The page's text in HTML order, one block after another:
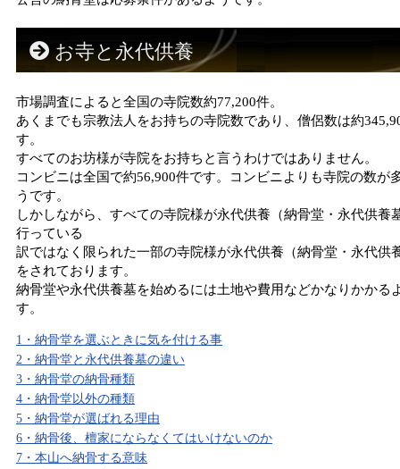
お寺と永代供養
市場調査によると全国の寺院数約77,200件。
あくまでも宗教法人をお持ちの寺院数であり、僧侶数は約
す。
すべてのお坊様が寺院をお持ちと言うわけではありません。
コンビニは全国で約56,900件です。コンビニよりも寺院の数が
うです。
しかしながら、すべての寺院様が永代供養（納骨堂・永代供養
行っている
訳ではなく限られた一部の寺院様が永代供養（納骨堂・永代供
をされております。
納骨堂や永代供養墓を始めるには土地や費用などかなりかかる
す。
1・納骨堂を選ぶときに気を付ける事
2・納骨堂と永代供養墓の違い
3・納骨堂の納骨種類
4・納骨堂以外の種類
5・納骨堂が選ばれる理由
6・納骨後、檀家にならなくてはいけないのか
7・本山へ納骨する意味